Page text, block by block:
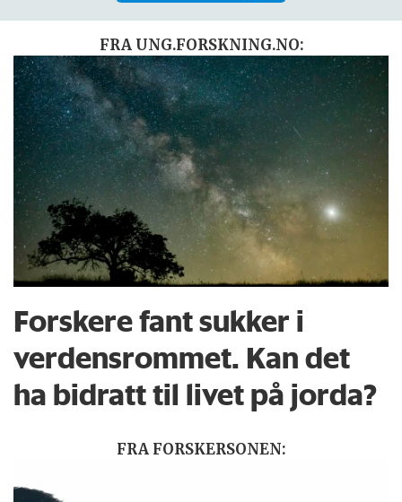
FRA UNG.FORSKNING.NO:
Forskere fant sukker i
verdensrommet. Kan det
ha bidratt til livet på jorda?
FRA FORSKERSONEN: